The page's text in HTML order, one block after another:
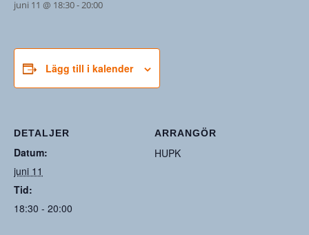
juni 11 @ 18:30-20:00
Lägg till i kalender
DETALJER
Datum:
juni 11
Tid:
18:30 - 20:00
ARRANGÖR
HUPK